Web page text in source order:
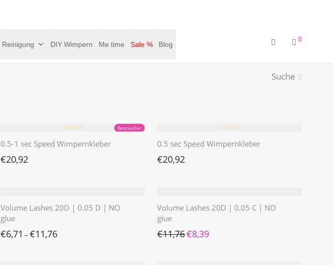
Reinigung DIY Wimpern Me time Sale % Blog
0
Suche
Bestseller
⭐️⭐️⭐️⭐️⭐️
0.5-1 sec Speed Wimpernkleber
€20,92
⭐️⭐️⭐️⭐️⭐️
0.5 sec Speed Wimpernkleber
€20,92
Volume Lashes 20D | 0.05 D | NO
glue
€6,71 – €11,76
Volume Lashes 20D | 0.05 C | NO
glue
€11,76 Ursprünglicher Preis war: €11,76
€8,39Aktueller Preis ist: €8,39.